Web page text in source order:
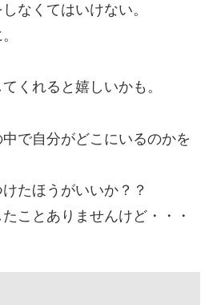
なくてはいけない。
くれると嬉しいかも。
で自分がどこにいるのかを
たほうがいいか？？
ことありませんけど・・・